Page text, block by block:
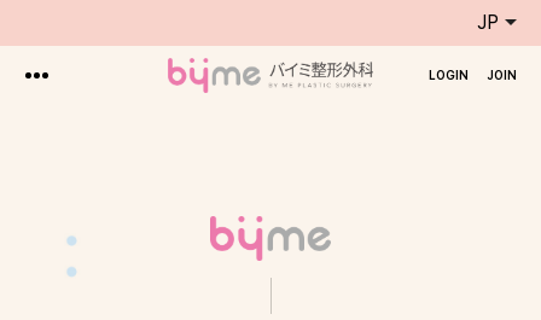
JP
LOGIN JOIN